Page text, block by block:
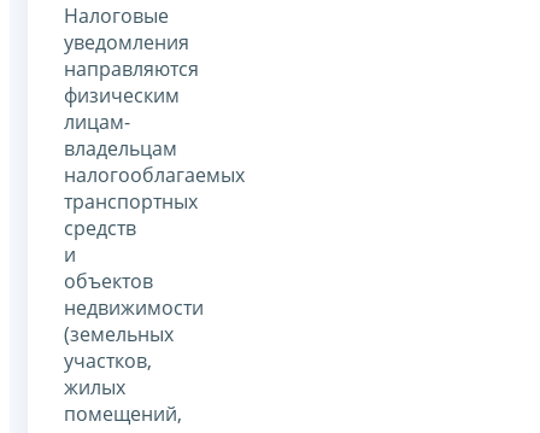
Налоговые
уведомления
направляются
физическим
лицам-
владельцам
налогооблагаемых
транспортных
средств
и
объектов
недвижимости
(земельных
участков,
жилых
помещений,